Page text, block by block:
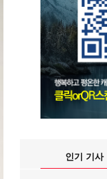
인기 기사